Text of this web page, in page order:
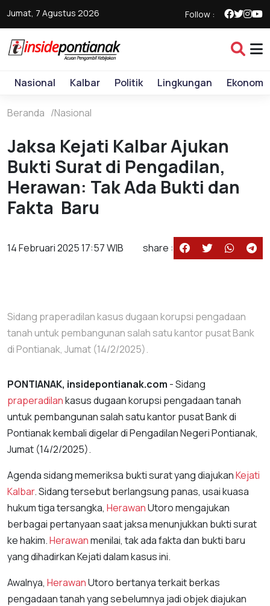
Jumat, 7 Agustus 2026 Follow :
Nasional Kalbar Politik Lingkungan Ekonomi
Beranda Nasional
Jaksa Kejati Kalbar Ajukan
Bukti Surat di Pengadilan,
Herawan: Tak Ada Bukti dan
Fakta Baru
14 Februari 2025 17:57 WIB share :
Sidang praperadilan kasus dugaan korupsi pengadaan
tanah untuk pembangunan salah satu kantor pusat Bank
di Pontianak, Jumat (14/2/2025).
PONTIANAK, insidepontianak.com - Sidang
praperadilankasus dugaan korupsi pengadaan tanah
untuk pembangunan salah satu kantor pusat Bank di
Pontianak kembali digelar di Pengadilan Negeri Pontianak,
Jumat (14/2/2025).
Agenda sidang memeriksa bukti surat yang diajukanKejati
Kalbar. Sidang tersebut berlangsung panas, usai kuasa
hukum tiga tersangka, HerawanUtoro mengajukan
berbagai pertanyaan saat jaksa menunjukkan bukti surat
ke hakim.Herawanmenilai, tak ada fakta dan bukti baru
yang dihadirkan Kejati dalam kasus ini.
Awalnya, HerawanUtoro bertanya terkait berkas
pengadaan tanah yang sebelumnya jadi objek diajukan